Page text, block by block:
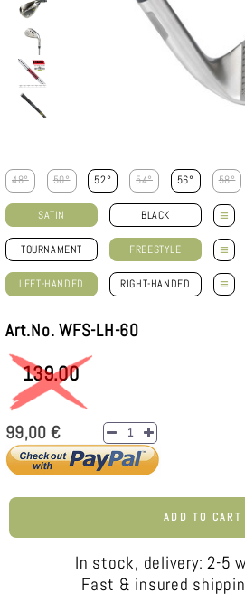
48° 50° 52° 54° 56° 58°
SATIN BLACK ≡
TOURNAMENT FREESTYLE ≡
LEFT-HANDED RIGHT-HANDED ≡
Art.No. WFS-LH-60
139.00
99,00 €
ADD TO CART
In stock, delivery: 2-5
Fast & insured